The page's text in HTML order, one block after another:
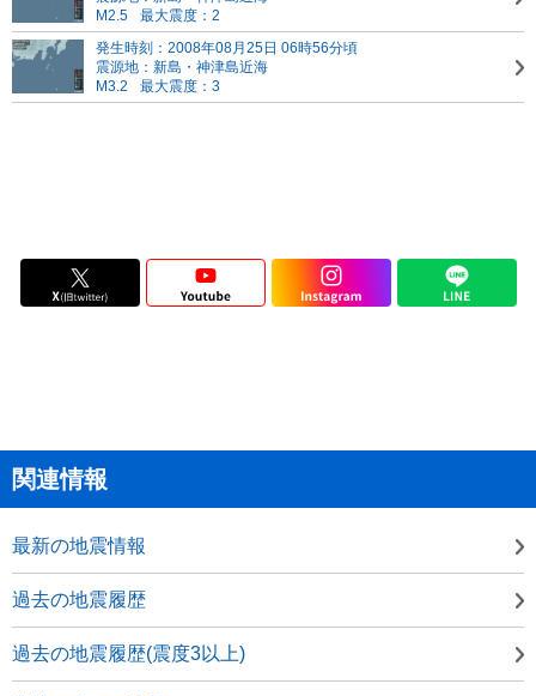
M2.5
最大震度：2
発生時刻：2008年08月25日 06時56分頃
震源地：新島・神津島近海
M3.2
最大震度：3
関連情報
最新の地震情報
過去の地震履歴
過去の地震履歴(震度3以上)